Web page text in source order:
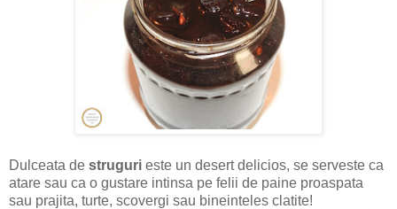
Dulceata de struguri este un desert delicios, se serveste ca
atare sau ca o gustare intinsa pe felii de paine proaspata
sau prajita, turte, scovergi sau bineinteles clatite!